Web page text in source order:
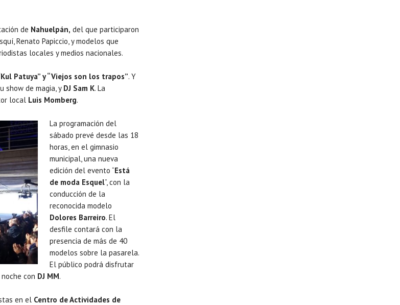
de Nahuelpán, del que participaron
Renato Papiccio, y modelos que
locales y medios nacionales.
Patuya” y “Viejos son los trapos”. Y
show de magia, y DJ Sam K. La
local Luis Momberg.
La programación del
sábado prevé desde las 18
horas, en el gimnasio
municipal, una nueva
edición del evento “Está
de moda Esquel”, con la
conducción de la
reconocida modelo
Dolores Barreiro. El
desfile contará con la
presencia de más de 40
modelos sobre la pasarela.
El público podrá disfrutar
con DJ MM.
en el Centro de Actividades de